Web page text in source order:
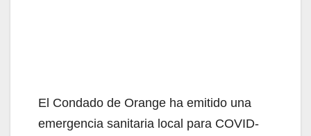
El Condado de Orange ha emitido una
emergencia sanitaria local para COVID-